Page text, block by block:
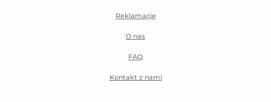
Reklamacje
O nas
FAQ
Kontakt z nami